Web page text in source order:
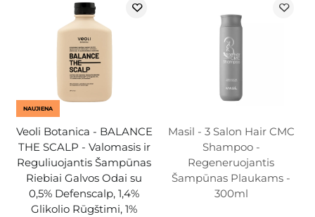
NAUJIENA
Veoli Botanica - BALANCE
THE SCALP - Valomasis ir
Reguliuojantis Šampūnas
Riebiai Galvos Odai su
0,5% Defenscalp, 1,4%
Glikolio Rūgštimi, 1%
Masil - 3 Salon Hair CMC
Shampoo -
Regeneruojantis
Šampūnas Plaukams -
300ml